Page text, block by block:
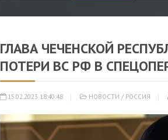
ГЛАВА ЧЕЧЕНСКОЙ
ПОТЕРИ ВС РФ В
15.02.2023 18:40:48 НОВОСТИ / РОССИЯ